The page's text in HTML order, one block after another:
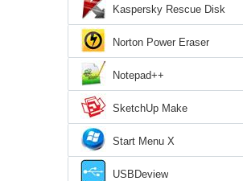
Kaspersky Rescue Disk
Norton Power Eraser
Notepad++
SketchUp Make
Start Menu X
USBDeview